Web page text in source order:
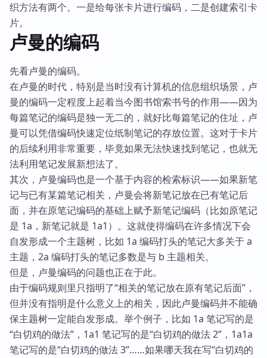
织方法有两个。一是给每张卡片进行编码，二是创建索引卡
片。
卢曼的编码
先看卢曼的编码。
在卢曼的时代，特别是当时没有计算机的信息组织场景，卢
曼的编码一定程度上起着当今图书馆索书号的作用——因为
每篇笔记的编码是独一无二的，就好比每篇笔记的住址，卢
曼可以凭借编码快速定位纸制笔记的存放位置。这对于卡片
的后续利用非常重要，毕竟如果无法快速找到笔记，也就无
法利用笔记发展新想法了。
其次，卢曼编码也是一个基于内容的检索标识——如果新笔
记与已有某篇笔记相关，卢曼会将新笔记放在已有笔记后
面，并在原笔记编码的基础上赋予新笔记编码（比如原笔记
是 1a，新笔记就是 1a1）。这就使得编码在许多情况下会
自发形成一个主题树，比如 1a 编码打头的笔记大多关于 a
主题，2a 编码打头的笔记多数是与 b 主题相关。
但是，卢曼编码的问题也正在于此。
由于编码规则里只指明了“相关的笔记放在原有笔记后面”，
但并没有指明是什么意义上的相关，因此卢曼编码并不能确
保主题树一定能自发形成。举个例子，比如 1a 笔记写的是
“白切鸡的做法”，1a1 笔记写的是“白切鸡的做法 2”，1a1a
笔记写的是“白切鸡的做法 3”……如果哪天我在写“白切鸡的